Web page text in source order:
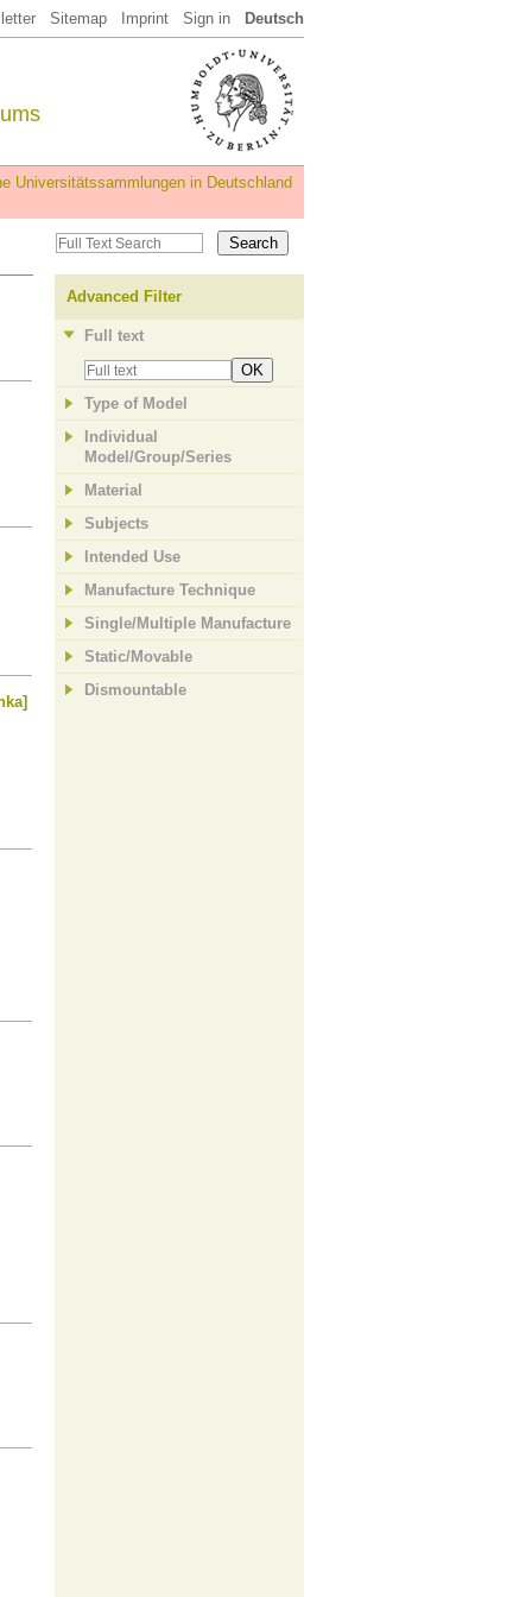
Sitemap Imprint Sign in Deutsch
Universitätssammlungen in Deutschland
Advanced Filter
Full text
OK
Type of Model
Individual
Model/Group/Series
Material
Subjects
Intended Use
Manufacture Technique
Single/Multiple Manufacture
Static/Movable
Dismountable